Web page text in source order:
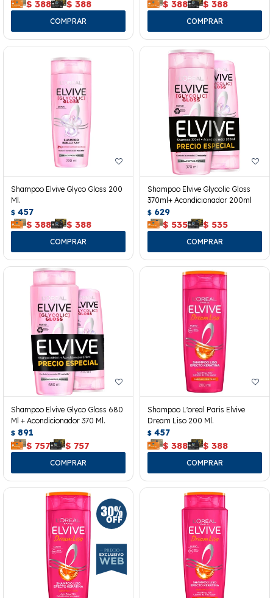
$ 388 $ 388 $ 388 $ 388
Shampoo Elvive Glyco Gloss 200
Ml.
$ 457
$ 388 $ 388
Shampoo Elvive Glycolic Gloss
370ml+ Acondicionador 200ml
$ 629
$ 535 $ 535
Shampoo Elvive Glyco Gloss 680
Ml + Acondicionador 370 Ml.
$ 891
$ 757 $ 757
Shampoo L'oreal Paris Elvive
Dream Liso 200 Ml.
$ 457
$ 388 $ 388